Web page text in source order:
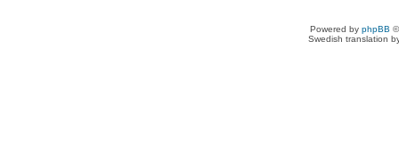
Powered by phpBB
Swedish translation